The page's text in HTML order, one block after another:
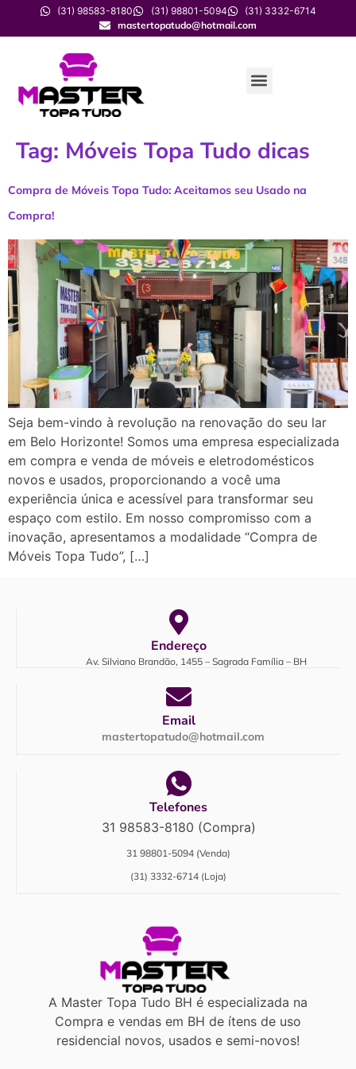
(31) 98583-8180 (31) 98801-5094
(31) 3332-6714
mastertopatudo@hotmail.com
Tag: Móveis Topa Tudo dicas
Compra de Móveis Topa Tudo: Aceitamos seu Usado na
Compra!
Seja bem-vindo à revolução na renovação do seu lar
em Belo Horizonte! Somos uma empresa especializada
em compra e venda de móveis e eletrodomésticos
novos e usados, proporcionando a você uma
experiência única e acessível para transformar seu
espaço com estilo. Em nosso compromisso com a
inovação, apresentamos a modalidade “Compra de
Móveis Topa Tudo”, […]
Endereço
Av. Silviano Brandão, 1455 – Sagrada Família – BH
Email
mastertopatudo@hotmail.com
Telefones
31 98583-8180 (Compra)
31 98801-5094 (Venda)
(31) 3332-6714 (Loja)
A Master Topa Tudo BH é especializada na
Compra e vendas em BH de ítens de uso
residencial novos, usados e semi-novos!